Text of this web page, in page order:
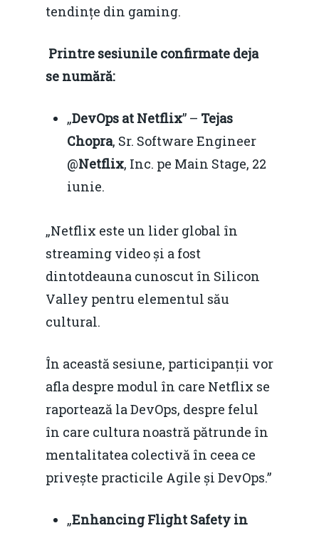
tendințe din gaming.
Printre sesiunile confirmate deja
se numără:
„DevOps at Netflix” – Tejas
Chopra, Sr. Software Engineer
@Netflix, Inc. pe Main Stage, 22
iunie.
„Netflix este un lider global în
streaming video și a fost
dintotdeauna cunoscut în Silicon
Valley pentru elementul său
cultural.
În această sesiune, participanții vor
afla despre modul în care Netflix se
raportează la DevOps, despre felul
în care cultura noastră pătrunde în
mentalitatea colectivă în ceea ce
privește practicile Agile și DevOps.”
„Enhancing Flight Safety in